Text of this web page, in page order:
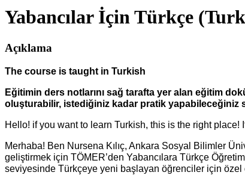
Yabancılar İçin Türkçe
Açıklama
The course is taught in Turkish
Eğitimin ders notlarını sağ tarafta yer alan eğitim
oluşturabilir, istediğiniz kadar pratik yapabileceğiniz
Hello! if you want to learn Turkish, this is the right place!
Merhaba! Ben Nursena Kılıç, Ankara Sosyal Bilimler
geliştirmek için TÖMER’den Yabancılara Türkçe
seviyesinde Türkçeye yeni başlayan öğrenciler için özel